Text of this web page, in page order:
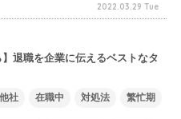
2022.03.29 Tue
】退職を企業に伝えるベストなタ
社 在職中 対処法 繁忙期